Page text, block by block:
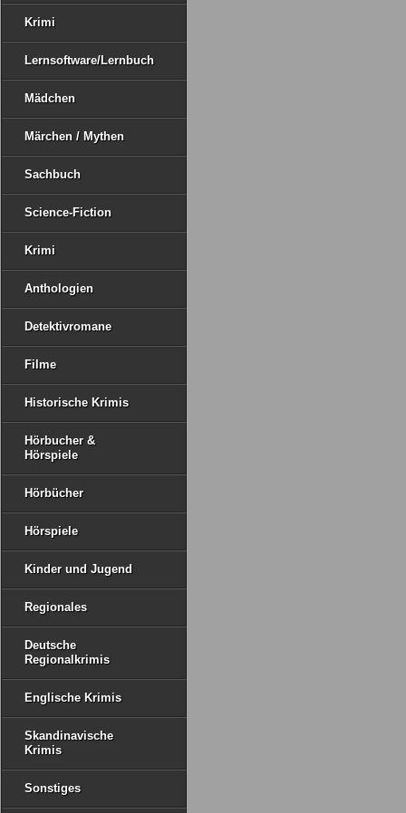
Krimi
Lernsoftware/Lernbuch
Mädchen
Märchen / Mythen
Sachbuch
Science-Fiction
Krimi
Anthologien
Detektivromane
Filme
Historische Krimis
Hörbucher &
Hörspiele
Hörbücher
Hörspiele
Kinder und Jugend
Regionales
Deutsche
Regionalkrimis
Englische Krimis
Skandinavische
Krimis
Sonstiges